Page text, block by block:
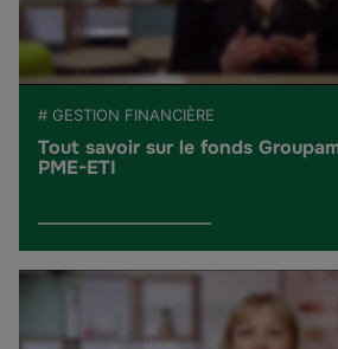
# GESTION FINANCIÈRE
Tout savoir sur le fonds
PME-ETI